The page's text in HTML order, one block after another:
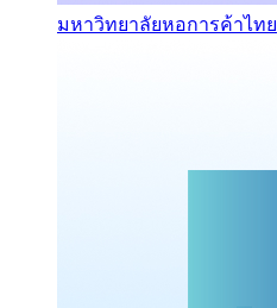
มหาวิทยาลัยหอการค้าไทย